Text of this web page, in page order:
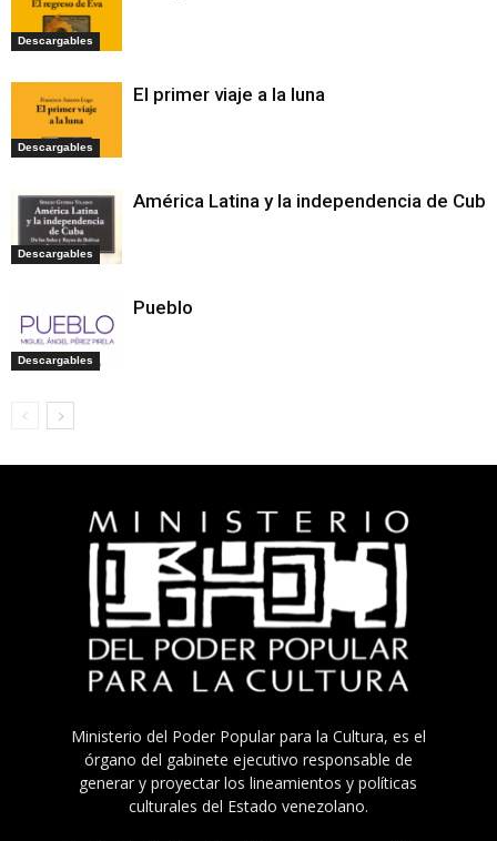
Descargables
Descargables
El primer viaje a la luna
Descargables
América Latina y la independencia de Cuba
Descargables
Pueblo
Ministerio del Poder Popular para la Cultura, es el
órgano del gabinete ejecutivo responsable de
generar y proyectar los lineamientos y políticas
culturales del Estado venezolano.